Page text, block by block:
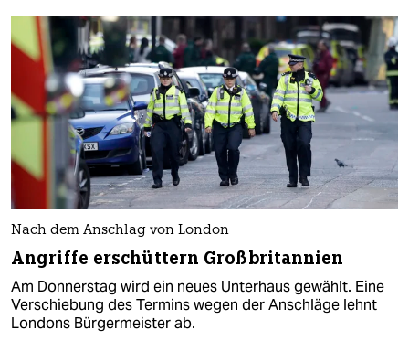
Nach dem Anschlag von London
Angriffe erschüttern Großbritannien
Am Donnerstag wird ein neues Unterhaus gewählt. Eine
Verschiebung des Termins wegen der Anschläge lehnt
Londons Bürgermeister ab.